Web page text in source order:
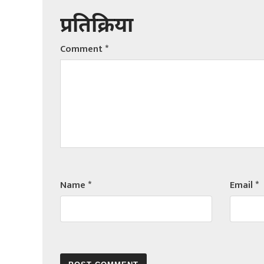
प्रतिक्रिया
Comment*
Name* Email*